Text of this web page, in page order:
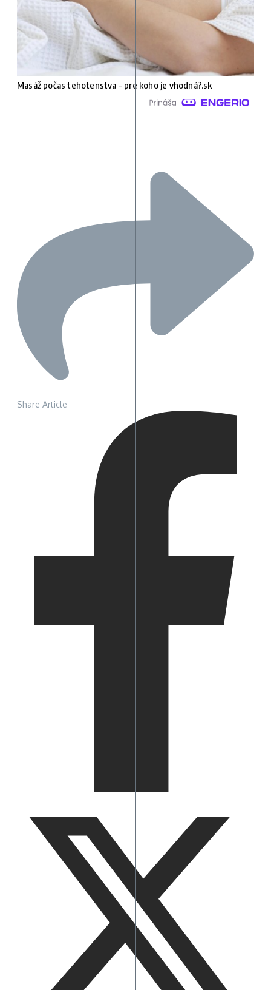
Masáž počas tehotenstva – pre koho je vhodná?.sk
Share Article